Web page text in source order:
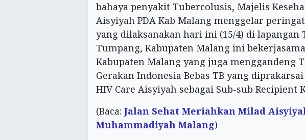
bahaya penyakit Tubercolusis, Majelis
Aisyiyah PDA Kab Malang menggelar
yang dilaksanakan hari ini (15/4) di lapangan
Tumpang, Kabupaten Malang ini
Kabupaten Malang yang juga menggandeng
Gerakan Indonesia Bebas TB yang
HIV Care Aisyiyah sebagai Sub-sub Recipient
(Baca: Jalan Sehat Meriahkan Milad
Muhammadiyah Malang)